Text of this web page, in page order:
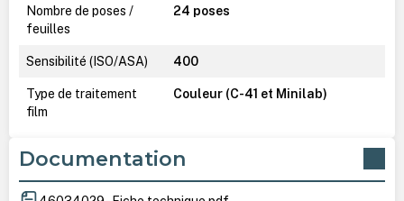
Nombre de poses /
feuilles
24 poses
Sensibilité (ISO/ASA) 400
Type de traitement
film
Couleur (C-41 et Minilab)
Documentation